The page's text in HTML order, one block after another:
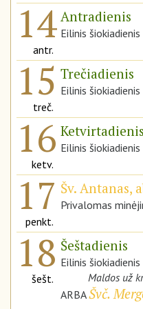
14
antr.
Antradienis
Eilinis
15
treč.
Trečiadienis
Eilinis
16
ketv.
Ketvirtadienis
Eilinis
17
penkt.
Šv. Antanas,
Privalomas
18
šešt.
Šeštadienis
Eilinis
Maldos už
ARBAŠvč.